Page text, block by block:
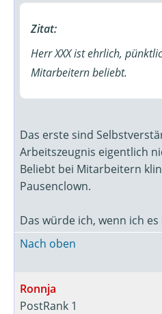
Zitat:
Herr XXX ist ehrlich,
Mitarbeitern beliebt.
Das erste sind
Arbeitszeugnis eigentlich
Beliebt bei Mitarbeitern
Pausenclown.
Das würde ich, wenn ich
Nach oben
Ronnja
PostRank 1